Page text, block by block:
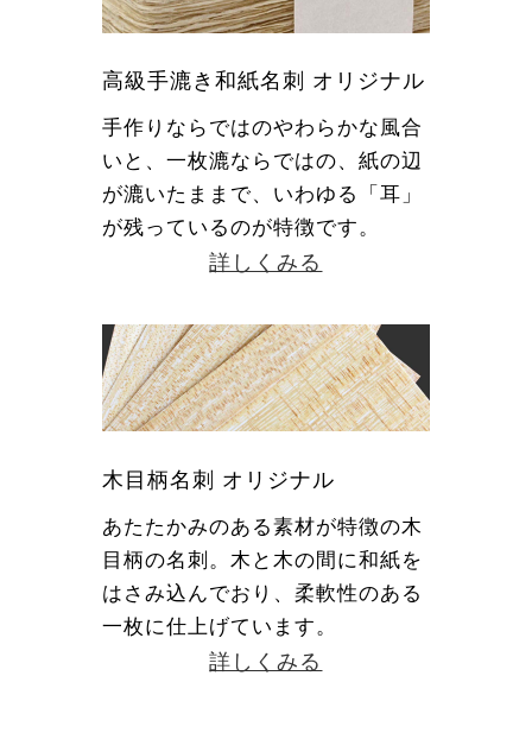
高級手漉き和紙名刺 オリジナル
手作りならではのやわらかな風合
いと、一枚漉ならではの、紙の辺
が漉いたままで、いわゆる「耳」
が残っているのが特徴です。
詳しくみる
木目柄名刺 オリジナル
あたたかみのある素材が特徴の木
目柄の名刺。木と木の間に和紙を
はさみ込んでおり、柔軟性のある
一枚に仕上げています。
詳しくみる